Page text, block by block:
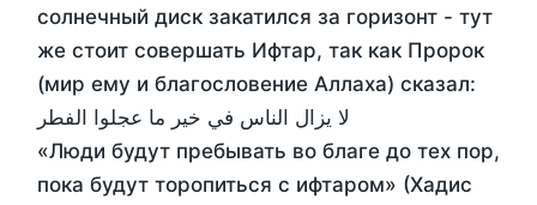
солнечный диск закатился за горизонт - тут
же стоит совершать Ифтар, так как Пророк
(мир ему и благословение Аллаха) сказал:
لا يزال الناس في خير ما عجلوا الفطر
«Люди будут пребывать во благе до тех пор,
пока будут торопиться с ифтаром» (Хадис